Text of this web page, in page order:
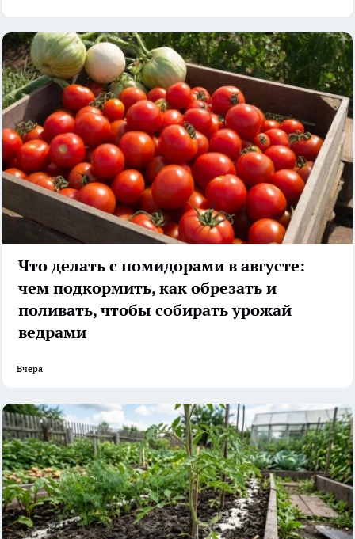
Что делать с помидорами в августе:
чем подкормить, как обрезать и
поливать, чтобы собирать урожай
ведрами
Вчера